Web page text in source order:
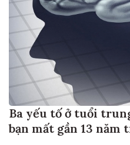
Ba yếu tố ở tuổi
bạn mất gần 13 năm